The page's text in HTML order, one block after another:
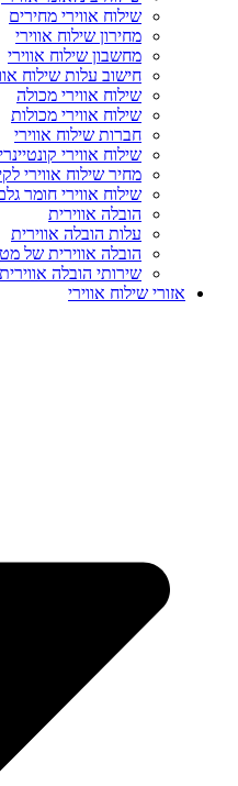
שילוח אווירי מחירים
מחירון שילוח אווירי
מחשבון שילוח אווירי
חישוב עלות שילוח
שילוח אווירי מכולה
שילוח אווירי מכולות
חברות שילוח אווירי
שילוח אווירי
מחיר שילוח אווירי
שילוח אווירי חומר
הובלה אווירית
עלות הובלה אווירית
הובלה אווירית של
שירותי הובלה אווירית
אזורי שילוח אווירי